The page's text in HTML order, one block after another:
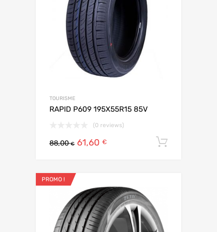
TOURISME
RAPID P609 195X55R15 85V
(0 reviews)
88,00€ 61,60 €
PROMO !